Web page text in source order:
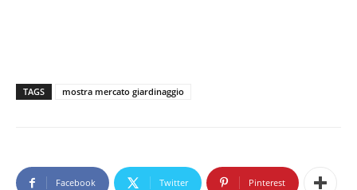
TAGS mostra mercato giardinaggio
Facebook Twitter Pinterest